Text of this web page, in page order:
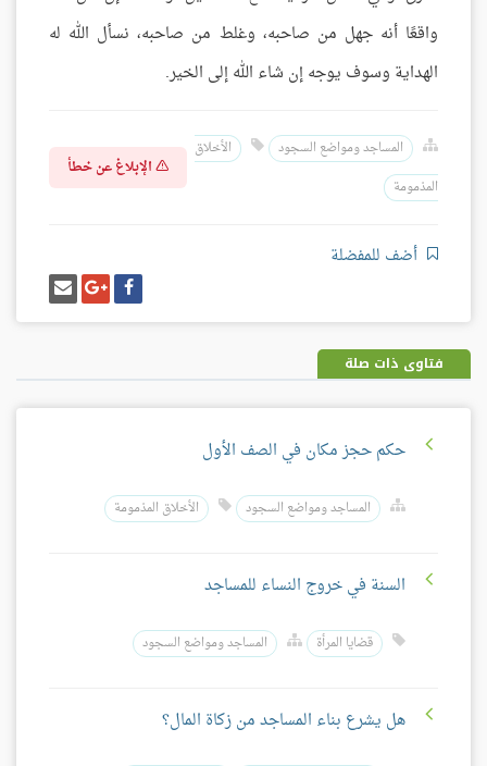
واقعًا أنه جهل من صاحبه، وغلط من صاحبه، نسأل الله له
الهداية وسوف يوجه إن شاء الله إلى الخير.
المساجد ومواضع السجود
الأخلاق
المذمومة
الإبلاغ عن خطأ
أضف للمفضلة
شارك
على
فيسبوك
شارك
على
غوغل
بلس
إرسل
إيميل
فتاوى ذات صلة
حكم حجز مكان في الصف الأول
المساجد ومواضع السجود الأخلاق المذمومة
السنة في خروج النساء للمساجد
قضايا المرأة المساجد ومواضع السجود
هل يشرع بناء المساجد من زكاة المال؟